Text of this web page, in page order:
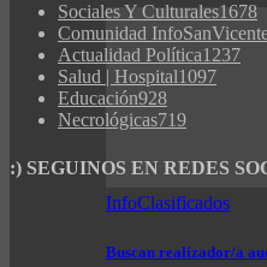
InfoClasificados
Buscan realizador/a
Sociales Y Culturales1678
Comunidad
Actualidad Política1237
Salud | Hospital1097
Educación928
Necrológicas719
:) SEGUINOS EN REDES